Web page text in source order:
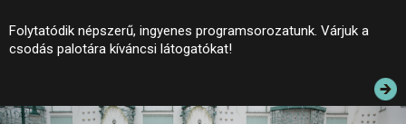
AZ ÉPÜLET
INFORMÁCIÓK
Folytatódik népszerű, ingyenes programsorozatunk. Várjuk a
csodás palotára kíváncsi látogatókat!